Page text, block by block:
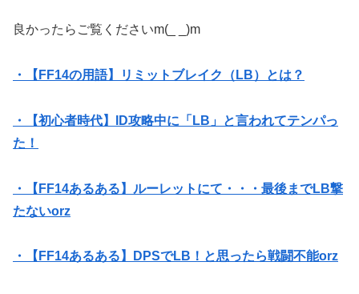
良かったらご覧くださいm(_ _)m
・【FF14の用語】リミットブレイク（LB）とは？
・【初心者時代】ID攻略中に「LB」と言われてテンパっ
た！
・【FF14あるある】ルーレットにて・・・最後までLB撃
たないorz
・【FF14あるある】DPSでLB！と思ったら戦闘不能orz